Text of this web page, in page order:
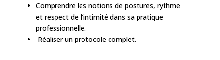
Comprendre les notions de postures, rythme
et respect de l’intimité dans sa pratique
professionnelle.
Réaliser un protocole complet.